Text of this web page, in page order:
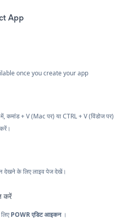
App
once you create your app
+ V (Mac पर) या CTRL + V (विंडोज पर)
देखने के लिए लाइव पेज देखें।
करें
POWR एडिट आइकन।